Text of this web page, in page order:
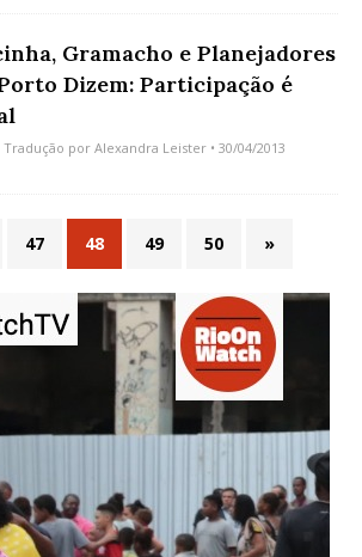
Gramacho e Planejadores
Dizem: Participação é
Tradução porAlexandra Leister • 30/04/2013
47 48 49 50 »